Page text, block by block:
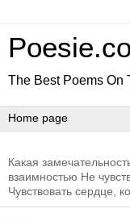
Poesie.co
The Best Poems On
Какая
взаимностью Не
Чувствовать сердце,